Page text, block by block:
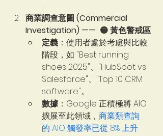
商業調查意圖 (Commercial
Investigation) ——  🟡 黃色警戒區
定義 ：使用者處於考慮與比較
階段，如 "Best running
shoes 2025"、"HubSpot vs
Salesforce"、"Top 10 CRM
software"。
數據 ：Google 正積極將 AIO
擴展至此領域， 商業類查詢
的 AIO 觸發率已從 8% 上升